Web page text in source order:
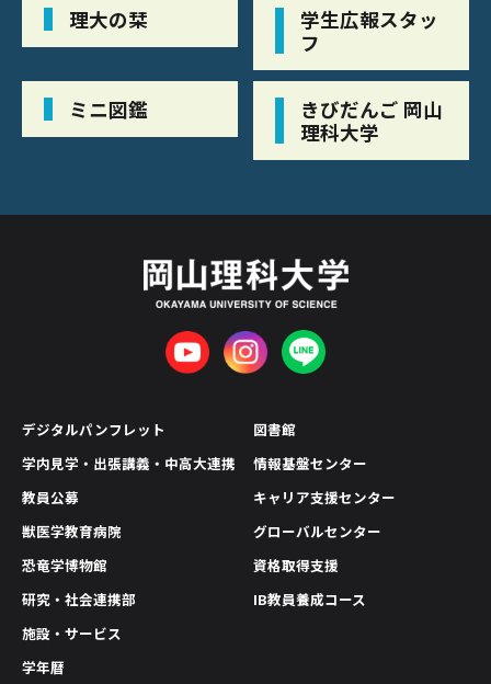
理大の栞
学生広報スタッ
フ
ミニ図鑑
きびだんご 岡山
理科大学
デジタルパンフレット
学内見学・出張講義・中高大連携
教員公募
獣医学教育病院
恐竜学博物館
研究・社会連携部
図書館
情報基盤センター
キャリア支援センター
グローバルセンター
資格取得支援
IB教員養成コース
施設・サービス
学年暦